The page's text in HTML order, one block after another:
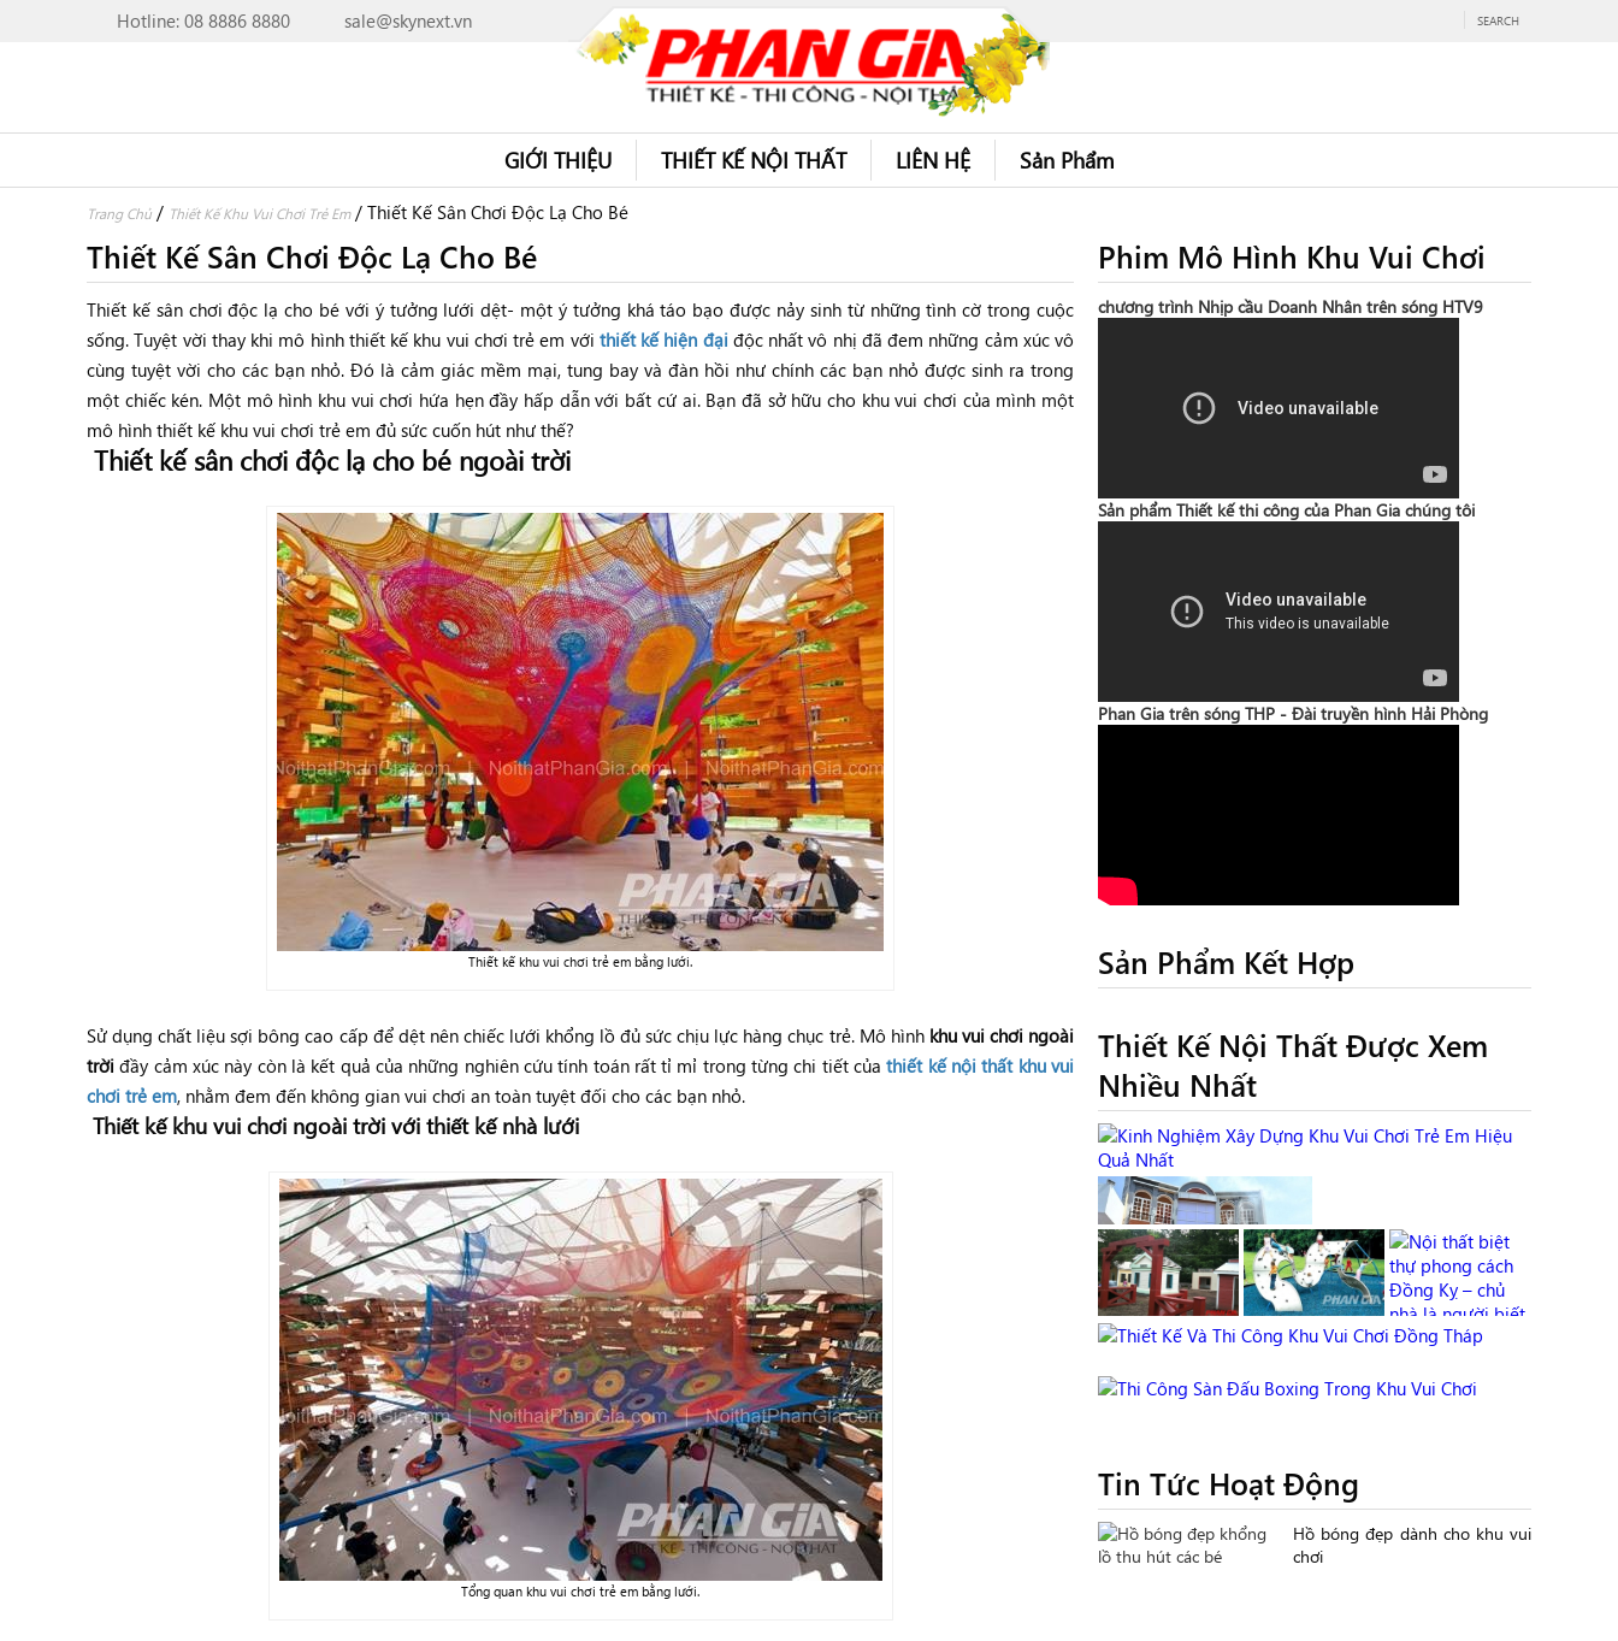
Hotline: 08 8886 8880 sale@skynext.vn SEARCH
GIỚI THIỆU THIẾT KẾ NỘI THẤT LIÊN HỆ Sản Phẩm
Trang Chủ / Thiết Kế Khu Vui Chơi Trẻ Em / Thiết Kế Sân Chơi Độc Lạ Cho Bé
Thiết Kế Sân Chơi Độc Lạ Cho Bé
Thiết kế sân chơi độc lạ cho bé với ý tưởng lưới dệt- một ý tưởng khá táo bạo được nảy sinh từ những tình cờ trong cuộc
sống. Tuyệt vời thay khi mô hình thiết kế khu vui chơi trẻ em với thiết kế hiện đạiđộc nhất vô nhị đã đem những cảm xúc vô
cùng tuyệt vời cho các bạn nhỏ. Đó là cảm giác mềm mại, tung bay và đàn hồi như chính các bạn nhỏ được sinh ra trong
một chiếc kén. Một mô hình khu vui chơi hứa hẹn đầy hấp dẫn với bất cứ ai. Bạn đã sở hữu cho khu vui chơi của mình một
mô hình thiết kế khu vui chơi trẻ em đủ sức cuốn hút như thế?
Thiết kế sân chơi độc lạ cho bé ngoài trời
Thiết kế khu vui chơi trẻ em bằng lưới.
Sử dụng chất liệu sợi bông cao cấp để dệt nên chiếc lưới khổng lồ đủ sức chịu lực hàng chục trẻ. Mô hình khu vui chơi ngoài
trời đầy cảm xúc này còn là kết quả của những nghiên cứu tính toán rất tỉ mỉ trong từng chi tiết củathiết kế nội thất khu vui
chơi trẻ em, nhằm đem đến không gian vui chơi an toàn tuyệt đối cho các bạn nhỏ.
Thiết kế khu vui chơi ngoài trời với thiết kế nhà lưới
Tổng quan khu vui chơi trẻ em bằng lưới.
Phim Mô Hình Khu Vui Chơi
chương trình Nhịp cầu Doanh Nhân trên sóng HTV9
Sản phẩm Thiết kế thi công của Phan Gia chúng tôi
Phan Gia trên sóng THP - Đài truyền hình Hải Phòng
Sản Phẩm Kết Hợp
Thiết Kế Nội Thất Được Xem
Nhiều Nhất
Tin Tức Hoạt Động
Hồ bóng đẹp dành cho khu vui
chơi